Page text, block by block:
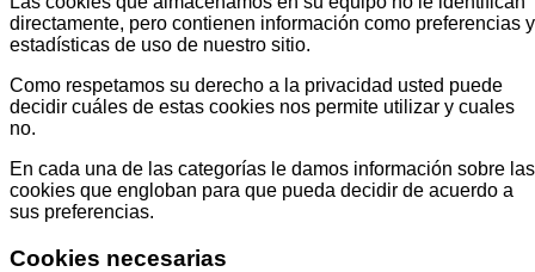
directamente, pero contienen información como preferencias y
estadísticas de uso de nuestro sitio.
Como respetamos su derecho a la privacidad usted puede
decidir cuáles de estas cookies nos permite utilizar y cuales
no.
En cada una de las categorías le damos información sobre las
cookies que engloban para que pueda decidir de acuerdo a
sus preferencias.
Cookies necesarias